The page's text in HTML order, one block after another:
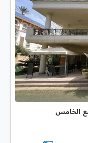
الخامس